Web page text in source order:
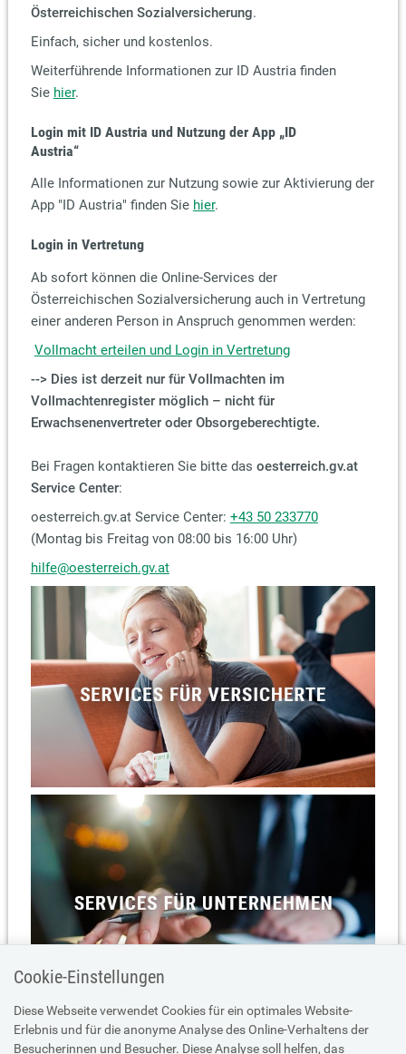
Österreichischen Sozialversicherung.
Einfach, sicher und kostenlos.
Weiterführende Informationen zur ID Austria finden
Sie hier.
Login mit ID Austria und Nutzung der App „ID
Austria“
Alle Informationen zur Nutzung sowie zur Aktivierung der
App "ID Austria" finden Sie hier.
Login in Vertretung
Ab sofort können die Online-Services der
Österreichischen Sozialversicherung auch in Vertretung
einer anderen Person in Anspruch genommen werden:
Vollmacht erteilen und Login in Vertretung
--> Dies ist derzeit nur für Vollmachten im
Vollmachtenregister möglich – nicht für
Erwachsenenvertreter oder Obsorgeberechtigte.
Bei Fragen kontaktieren Sie bitte das oesterreich.gv.at
Service Center:
oesterreich.gv.at Service Center: +43 50 233770
(Montag bis Freitag von 08:00 bis 16:00 Uhr)
hilfe@oesterreich.gv.at
Cookie-Einstellungen
Diese Webseite verwendet Cookies für ein optimales Website-
Erlebnis und für die anonyme Analyse des Online-Verhaltens der
Besucherinnen und Besucher. Diese Analyse soll helfen, das